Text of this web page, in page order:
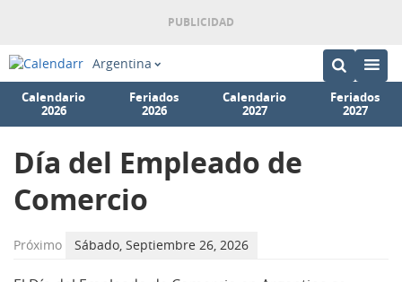
Argentina
Calendario
2026
Feriados
2026
Calendario
2027
Feriados
2027
Día del Empleado de
Comercio
Próximo Sábado, Septiembre 26, 2026